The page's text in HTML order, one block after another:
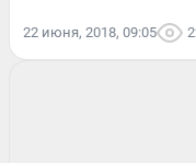
22 июня, 2018, 09:05